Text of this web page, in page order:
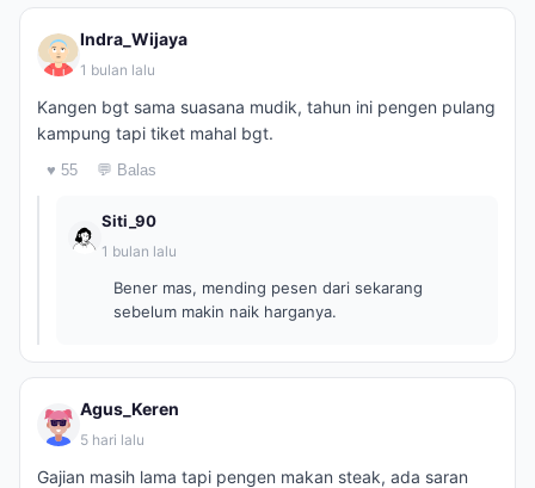
Indra_Wijaya
1 bulan lalu
Kangen bgt sama suasana mudik, tahun ini pengen pulang
kampung tapi tiket mahal bgt.
♥ 55 💬 Balas
Siti_90
1 bulan lalu
Bener mas, mending pesen dari sekarang
sebelum makin naik harganya.
Agus_Keren
5 hari lalu
Gajian masih lama tapi pengen makan steak, ada saran